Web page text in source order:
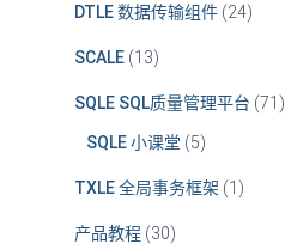
DTLE 数据传输组件(24)
SCALE(13)
SQLE SQL质量管理平台 (71)
SQLE 小课堂 (5)
TXLE 全局事务框架 (1)
产品教程(30)